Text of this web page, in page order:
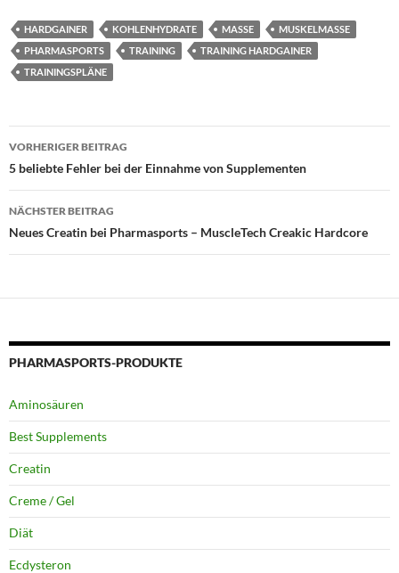
HARDGAINER KOHLENHYDRATE MASSE
MUSKELMASSE
PHARMASPORTS
TRAINING
TRAINING HARDGAINER
TRAININGSPLÄNE
Beitragsnavigation
VORHERIGER BEITRAG
5 beliebte Fehler bei der Einnahme von Supplementen
NÄCHSTER BEITRAG
Neues Creatin bei Pharmasports – MuscleTech Creakic Hardcore
PHARMASPORTS-PRODUKTE
Aminosäuren
Best Supplements
Creatin
Creme / Gel
Diät
Ecdysteron